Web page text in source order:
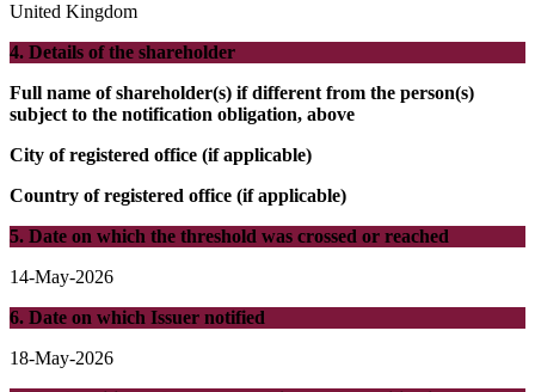
United Kingdom
4. Details of the shareholder
Full name of shareholder(s) if different from the person(s)
subject to the notification obligation, above
City of registered office (if applicable)
Country of registered office (if applicable)
5. Date on which the threshold was crossed or reached
14-May-2026
6. Date on which Issuer notified
18-May-2026